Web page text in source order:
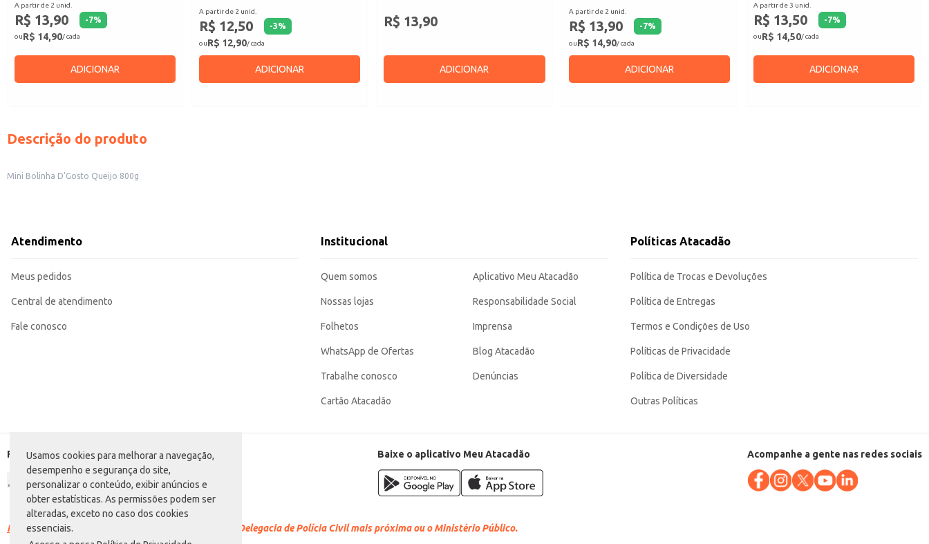
Usamos cookies para melhorar a navegação,
desempenho e segurança do site,
personalizar o conteúdo, exibir anúncios e
obter estatísticas. As permissões podem ser
alteradas, exceto no caso dos cookies
essenciais.
A partir de 2 unid.
R$ 13,90 -7%
ouR$ 14,90/ cada
ADICIONAR
A partir de 2 unid.
R$ 12,50 -3%
ouR$ 12,90/ cada
ADICIONAR
R$ 13,90
ADICIONAR
A partir de 2 unid.
R$ 13,90 -7%
ouR$ 14,90/ cada
ADICIONAR
A partir de 3 unid.
R$ 13,50 -7%
ouR$ 14,50/ cada
ADICIONAR
Descrição do produto
Mini Bolinha D'Gosto Queijo 800g
Atendimento
Meus pedidos
Central de atendimento
Fale conosco
Institucional
Quem somos
Nossas lojas
Folhetos
WhatsApp de Ofertas
Trabalhe conosco
Cartão Atacadão
Aplicativo Meu Atacadão
Responsabilidade Social
Imprensa
Blog Atacadão
Denúncias
Políticas Atacadão
Política de Trocas e Devoluções
Política de Entregas
Termos e Condições de Uso
Políticas de Privacidade
Política de Diversidade
Outras Políticas
Formas de pagamento Baixe o aplicativo Meu Atacadão Acompanhe a gente nas redes sociais
Racismo é crime. Denuncie. Disque 100 ou procure a Delegacia de Polícia Civil mais próxima ou o Ministério Público.